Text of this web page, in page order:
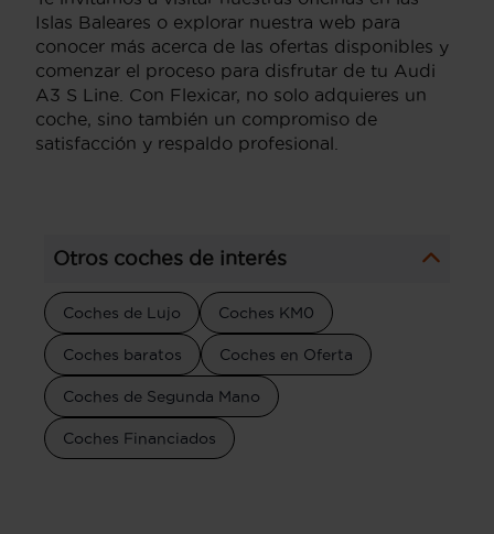
Islas Baleares o explorar nuestra web para
conocer más acerca de las ofertas disponibles y
comenzar el proceso para disfrutar de tu Audi
A3 S Line. Con Flexicar, no solo adquieres un
coche, sino también un compromiso de
satisfacción y respaldo profesional.
Otros coches de interés
Coches de Lujo Coches KM0
Coches baratos Coches en Oferta
Coches de Segunda Mano
Coches Financiados